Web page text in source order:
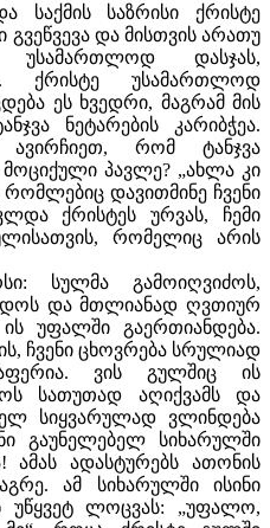
საქმის საზრისი ქრისტე
და მისთვის არათუ
უსამართლოდ დასჯას,
ქრისტე უსამართლოდ
ეს ხვედრი, მაგრამ მის
ნეტარების კარიბჭეა.
ავირჩიეთ, რომ ტანჯვა
მოციქული პავლე? „ახლა კი
რომლებიც დავითმინე ჩვენი
ქრისტეს ურვას, ჩემი
რომელიც არის
სულმა გამოიღვიძოს,
და მთლიანად ღვთიურ
უფალში გაერთიანდება.
ჩვენი ცხოვრება სრულიად
ვის გულშიც ის
სათუთად აღიქვამს და
სიყვარულად ვლინდება
გაუნელებელ სიხარულში
ადასტურებს ათონის
ამ სიხარულში ისინი
უწყვეტ ლოცვას: „უფალო,